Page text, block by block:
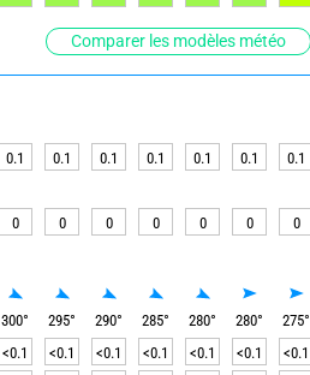
Comparer les modèles météo
0.1 0.1 0.1 0.1 0.1 0.1 0.1
0 0 0 0 0 0 0
300° 295° 290° 285° 280° 280° 275°
<0.1 <0.1 <0.1 <0.1 <0.1 <0.1 <0.1